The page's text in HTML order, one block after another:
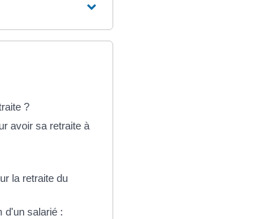
?
avoir sa retraite à
la retraite du
d'un salarié :